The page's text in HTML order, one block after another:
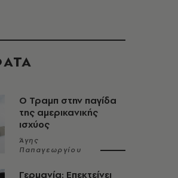
Ο Τραμπ στην παγίδα
της αμερικανικής
ισχύος
Άγης
Παπαγεωργίου
Γερμανία: Επεκτείνει